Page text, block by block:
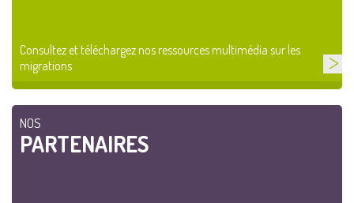
Consultez et téléchargez nos ressources multimédia sur les
migrations
NOS
PARTENAIRES